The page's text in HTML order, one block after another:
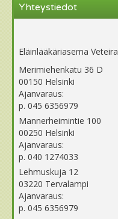
Yhteystiedot
Eläinlääkäriasema Veteira
Merimiehenkatu 36 D
00150 Helsinki
Ajanvaraus:
p. 045 6356979
Mannerheimintie 100
00250 Helsinki
Ajanvaraus:
p. 040 1274033
Lehmuskuja 12
03220 Tervalampi
Ajanvaraus:
p. 045 6356979